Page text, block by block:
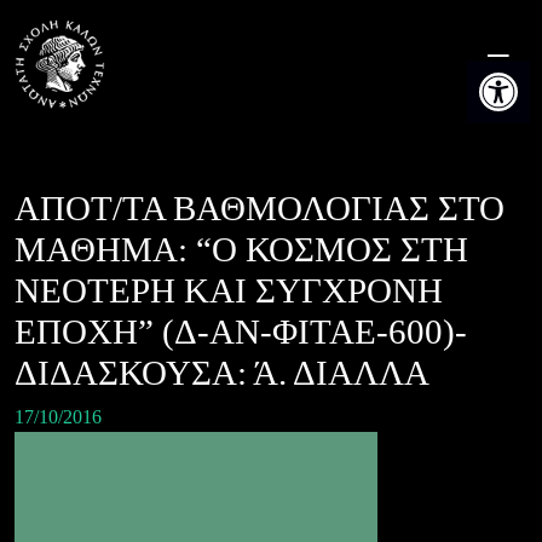
Ανοίξτε
content
ΑΠΟΤ/ΤΑ ΒΑΘΜΟΛΟΓΙΑΣ ΣΤΟ
ΜΑΘΗΜΑ: “Ο ΚΟΣΜΟΣ ΣΤΗ
ΝΕΟΤΕΡΗ ΚΑΙ ΣΥΓΧΡΟΝΗ
ΕΠΟΧΗ” (Δ-ΑΝ-ΦΙΤΑΕ-600)-
ΔΙΔΑΣΚΟΥΣΑ: Ά. ΔΙΑΛΛΑ
17/10/2016